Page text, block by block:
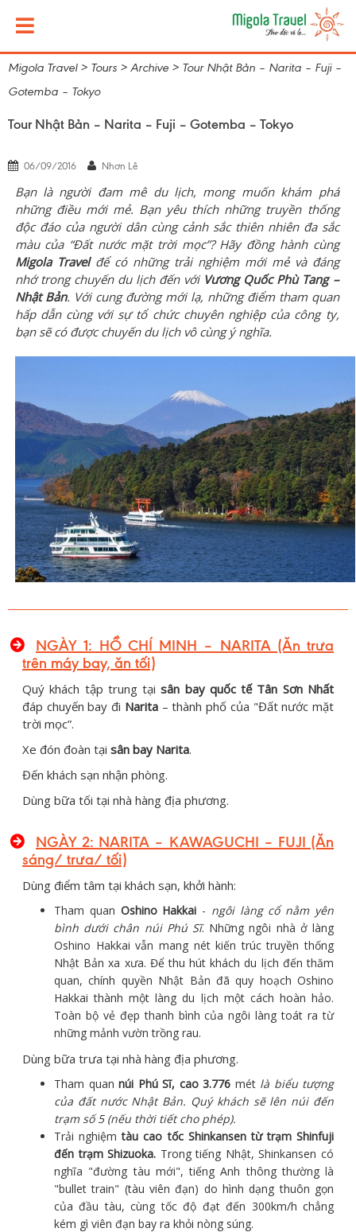
Migola Travel> Tours > Archive > Tour Nhật Bản – Narita – Fuji –
Gotemba – Tokyo
Tour Nhật Bản – Narita – Fuji – Gotemba – Tokyo
06/09/2016 Nhơn Lê
Bạn là người đam mê du lịch, mong muốn khám phá
những điều mới mẻ. Bạn yêu thích những truyền thống
độc đáo của người dân cùng cảnh sắc thiên nhiên đa sắc
màu của “Đất nước mặt trời mọc”? Hãy đồng hành cùng
Migola Travelđể có những trải nghiệm mới mẻ và đáng
nhớ trong chuyến du lịch đến với Vương Quốc Phù Tang –
Nhật Bản. Với cung đường mới lạ, những điểm tham quan
hấp dẫn cùng với sự tổ chức chuyên nghiệp của công ty,
bạn sẽ có được chuyến du lịch vô cùng ý nghĩa.
NGÀY 1: HỒ CHÍ MINH – NARITA (Ăn trưa
trên máy bay, ăn tối)
Quý khách tập trung tạisân bay quốc tế Tân Sơn Nhất
đáp chuyến bay đi Narita– thành phố của "Đất nước mặt
trời mọc”.
Xe đón đoàn tại sân bay Narita.
Đến khách sạn nhận phòng.
Dùng bữa tối tại nhà hàng địa phương.
NGÀY 2: NARITA – KAWAGUCHI – FUJI (Ăn
sáng/ trưa/ tối)
Dùng điểm tâm tại khách sạn, khởi hành:
Tham quan Oshino Hakkai - ngôi làng cổ nằm yên
bình dưới chân núi Phú Sĩ. Những ngôi nhà ở làng
Oshino Hakkai vẫn mang nét kiến trúc truyền thống
Nhật Bản xa xưa. Để thu hút khách du lịch đến thăm
quan, chính quyền Nhật Bản đã quy hoạch Oshino
Hakkai thành một làng du lịch một cách hoàn hảo.
Toàn bộ vẻ đẹp thanh bình của ngôi làng toát ra từ
những mảnh vườn trồng rau.
Dùng bữa trưa tại nhà hàng địa phương.
Tham quan núi Phú Sĩ, cao 3.776 mét là biểu tượng
của đất nước Nhật Bản. Quý khách sẽ lên núi đến
trạm số 5 (nếu thời tiết cho phép).
Trải nghiệmtàu cao tốc Shinkansen từ trạm Shinfuji
đến trạm Shizuoka. Trong tiếng Nhật, Shinkansen có
nghĩa "đường tàu mới", tiếng Anh thông thường là
"bullet train" (tàu viên đạn) do hình dạng thuôn gọn
của đầu tàu, cùng tốc độ đạt đến 300km/h chẳng
kém gì viên đạn bay ra khỏi nòng súng.